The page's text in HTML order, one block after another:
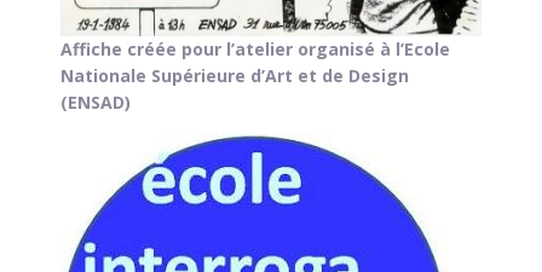
Affiche créée pour l’atelier organisé à l’Ecole
Nationale Supérieure d’Art et de Design
(ENSAD)